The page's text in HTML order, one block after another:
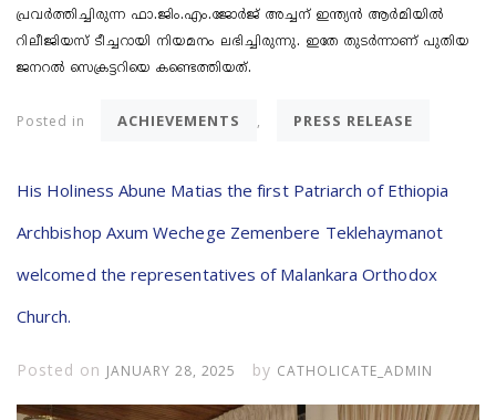
പ്രവർത്തിച്ചിരുന്ന ഫാ.ജിം.എം.ജോർജ് അച്ചന് ഇന്ത്യൻ ആർമിയിൽ
റിലീജിയസ് ടീച്ചറായി നിയമനം ലഭിച്ചിരുന്നു. ഇതേ തുടർന്നാണ് പുതിയ
ജനറൽ സെക്രട്ടറിയെ കണ്ടെത്തിയത്.
Posted in ACHIEVEMENTS , PRESS RELEASE
His Holiness Abune Matias the first Patriarch of Ethiopia
Archbishop Axum Wechege Zemenbere Teklehaymanot
welcomed the representatives of Malankara Orthodox
Church.
Posted on JANUARY 28, 2025 by CATHOLICATE_ADMIN